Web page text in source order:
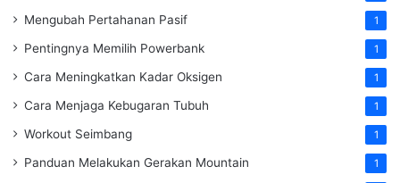
Mengubah Pertahanan Pasif 1
Pentingnya Memilih Powerbank 1
Cara Meningkatkan Kadar Oksigen 1
Cara Menjaga Kebugaran Tubuh 1
Workout Seimbang 1
Panduan Melakukan Gerakan Mountain 1